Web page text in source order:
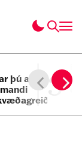
þú að
3